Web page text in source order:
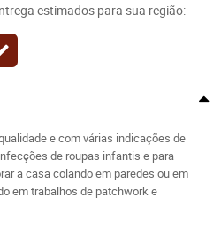
estimados para sua região:
e com várias indicações de
de roupas infantis e para
a casa colando em paredes ou em
em trabalhos de patchwork e